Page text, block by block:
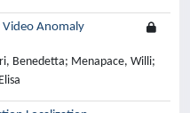
Video Anomaly
Benedetta; Menapace, Willi;